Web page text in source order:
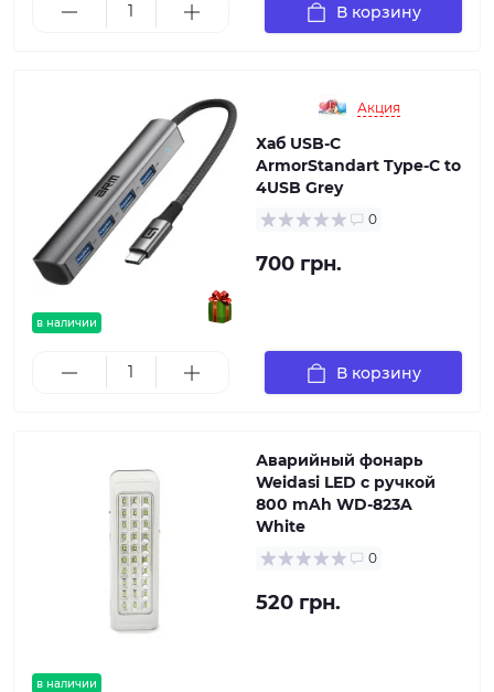
В корзину
в наличии
Акция
Хаб USB-C
ArmorStandart Type-C to
4USB Grey
0
700 грн.
В корзину
в наличии
Аварийный фонарь
Weidasi LED с ручкой
800 mAh WD-823A
White
0
520 грн.